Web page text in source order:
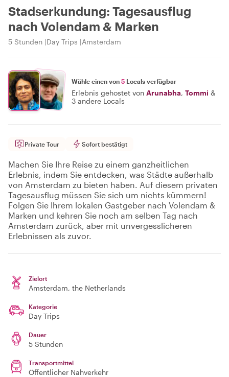
Stadserkundung: Tagesausflug
nach Volendam & Marken
5 Stunden Day Trips Amsterdam
Wähle einen von 5 Locals verfügbar
Erlebnis gehostet von Arunabha, Tommi &
3 andere Locals
Private Tour Sofort bestätigt
Machen Sie Ihre Reise zu einem ganzheitlichen
Erlebnis, indem Sie entdecken, was Städte außerhalb
von Amsterdam zu bieten haben. Auf diesem privaten
Tagesausflug müssen Sie sich um nichts kümmern!
Folgen Sie Ihrem lokalen Gastgeber nach Volendam &
Marken und kehren Sie noch am selben Tag nach
Amsterdam zurück, aber mit unvergesslicheren
Erlebnissen als zuvor.
Zielort
Amsterdam, the Netherlands
Kategorie
Day Trips
Dauer
5 Stunden
Transportmittel
Öffentlicher Nahverkehr